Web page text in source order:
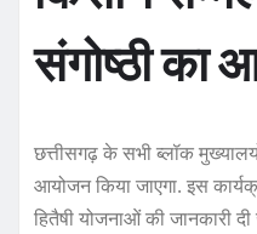
संगोष्ठी
छत्तीसगढ़ के सभी ब्लॉक
आयोजन किया जाएगा. इस
हितैषी योजनाओं की जानकारी